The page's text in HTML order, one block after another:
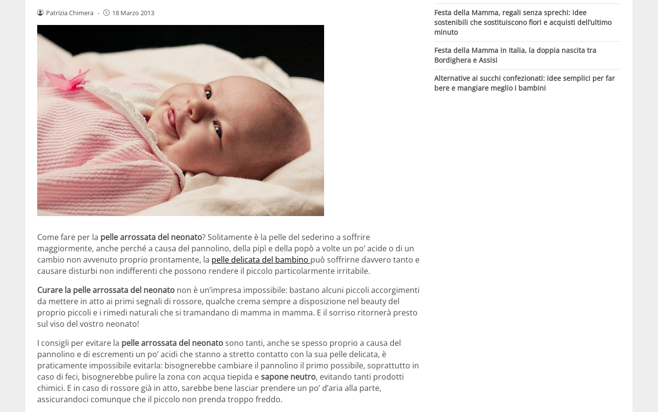
Patrizia Chimera - 18 Marzo 2013
Come fare per la pelle arrossata del neonato? Solitamente è la pelle del sederino a soffrire
maggiormente, anche perché a causa del pannolino, della pipì e della popò a volte un po’ acide o di un
cambio non avvenuto proprio prontamente, la pelle delicata del bambino può soffrirne davvero tanto e
causare disturbi non indifferenti che possono rendere il piccolo particolarmente irritabile.
Curare la pelle arrossata del neonato non è un’impresa impossibile: bastano alcuni piccoli accorgimenti
da mettere in atto ai primi segnali di rossore, qualche crema sempre a disposizione nel beauty del
proprio piccoli e i rimedi naturali che si tramandano di mamma in mamma. E il sorriso ritornerà presto
sul viso del vostro neonato!
I consigli per evitare la pelle arrossata del neonatosono tanti, anche se spesso proprio a causa del
pannolino e di escrementi un po’ acidi che stanno a stretto contatto con la sua pelle delicata, è
praticamente impossibile evitarla: bisognerebbe cambiare il pannolino il primo possibile, soprattutto in
caso di feci, bisognerebbe pulire la zona con acqua tiepida esapone neutro, evitando tanti prodotti
chimici. E in caso di rossore già in atto, sarebbe bene lasciar prendere un po’ d’aria alla parte,
assicurandoci comunque che il piccolo non prenda troppo freddo.
Festa della Mamma, regali senza sprechi: idee
sostenibili che sostituiscono fiori e acquisti dell’ultimo
minuto
Festa della Mamma in Italia, la doppia nascita tra
Bordighera e Assisi
Alternative ai succhi confezionati: idee semplici per far
bere e mangiare meglio i bambini